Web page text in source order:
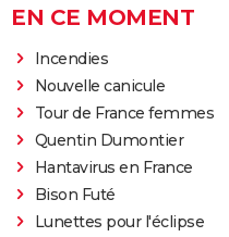
EN CE MOMENT
Incendies
Nouvelle canicule
Tour de France femmes
Quentin Dumontier
Hantavirus en France
Bison Futé
Lunettes pour l'éclipse